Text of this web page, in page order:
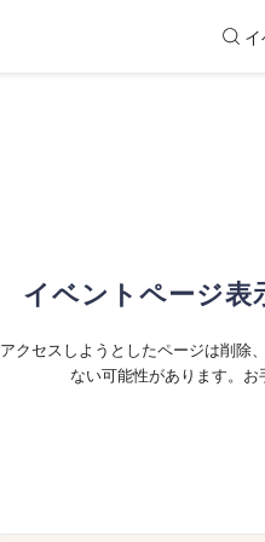
イベントページ表
アクセスしようとしたページは削除
ない可能性があります。お